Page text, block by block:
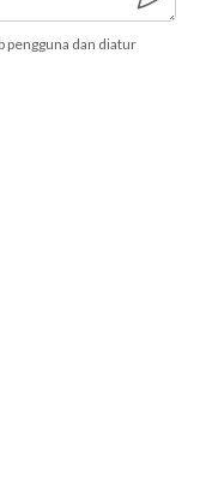
pengguna dan diatur